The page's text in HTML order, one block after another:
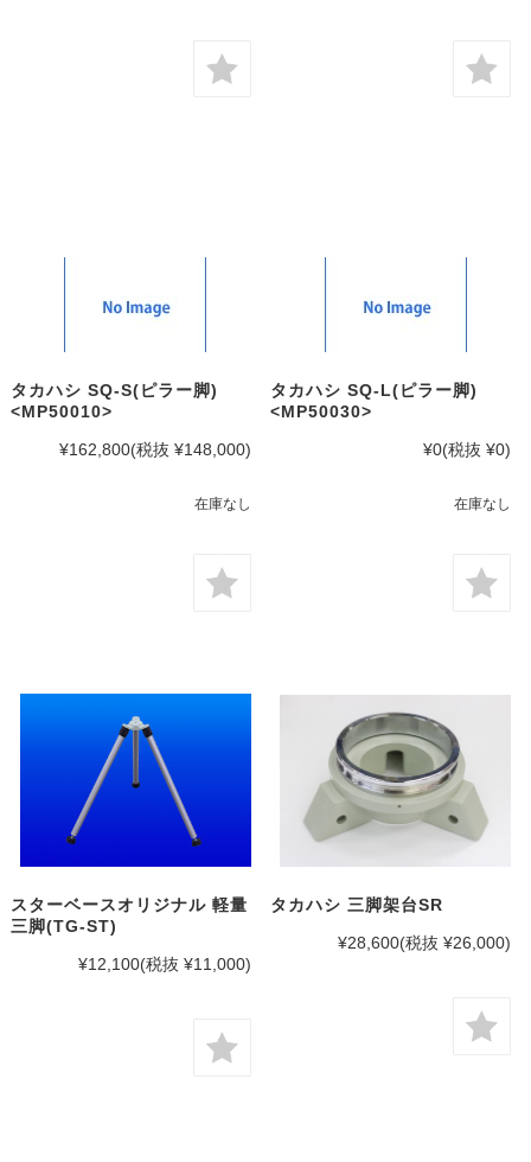
タカハシ SQ-S(ピラー脚)
<MP50010>
¥162,800(税抜 ¥148,000)
在庫なし
タカハシ SQ-L(ピラー脚)
<MP50030>
¥0(税抜 ¥0)
在庫なし
スターベースオリジナル 軽量
三脚(TG-ST)
¥12,100(税抜 ¥11,000)
タカハシ 三脚架台SR
¥28,600(税抜 ¥26,000)